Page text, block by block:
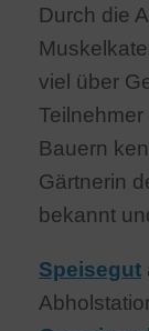
Durch die
viel über
Bauern
Gärtnerin
bekannt
Speisegut